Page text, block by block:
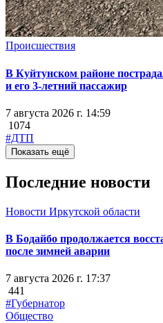
Происшествия
В Куйтунском районе
и его 3-летний пассажир
7 августа 2026 г. 14:59
1074
#ДТП
Показать ещё
Последние новости
Новости Иркутской области
В Бодайбо продолжается
после зимней аварии
7 августа 2026 г. 17:37
441
#Губернатор
Общество